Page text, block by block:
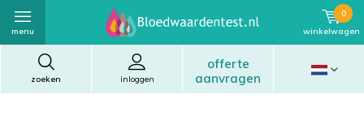
zoeken
offerte
aanvragen
inloggen
menu winkelwagen
0